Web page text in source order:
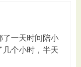
了一天时间陪小
个小时，半天